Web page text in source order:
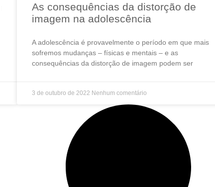
As consequências da distorção de
imagem na adolescência
A adolescência é provavelmente o período em que mais
sofremos mudanças – físicas e mentais – e as
consequências da distorção de imagem podem ser
3 de outubro de 2022 Nenhum comentário